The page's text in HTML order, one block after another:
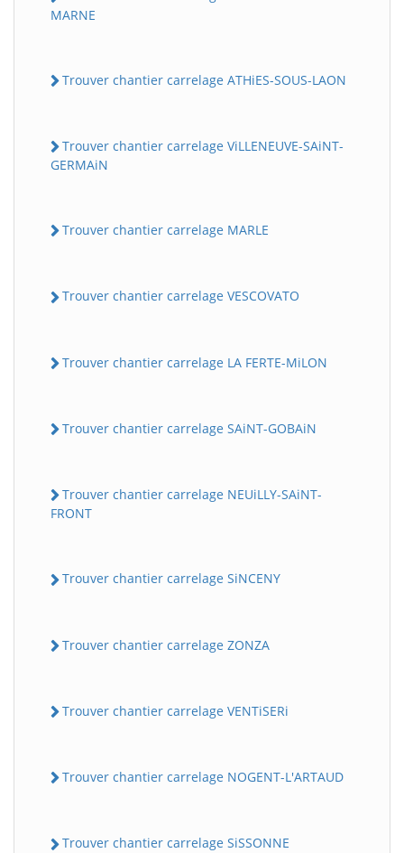
MARNE
Trouver chantier carrelage ATHiES-SOUS-LAON
Trouver chantier carrelage ViLLENEUVE-SAiNT-
GERMAiN
Trouver chantier carrelage MARLE
Trouver chantier carrelage VESCOVATO
Trouver chantier carrelage LA FERTE-MiLON
Trouver chantier carrelage SAiNT-GOBAiN
Trouver chantier carrelage NEUiLLY-SAiNT-
FRONT
Trouver chantier carrelage SiNCENY
Trouver chantier carrelage ZONZA
Trouver chantier carrelage VENTiSERi
Trouver chantier carrelage NOGENT-L'ARTAUD
Trouver chantier carrelage SiSSONNE